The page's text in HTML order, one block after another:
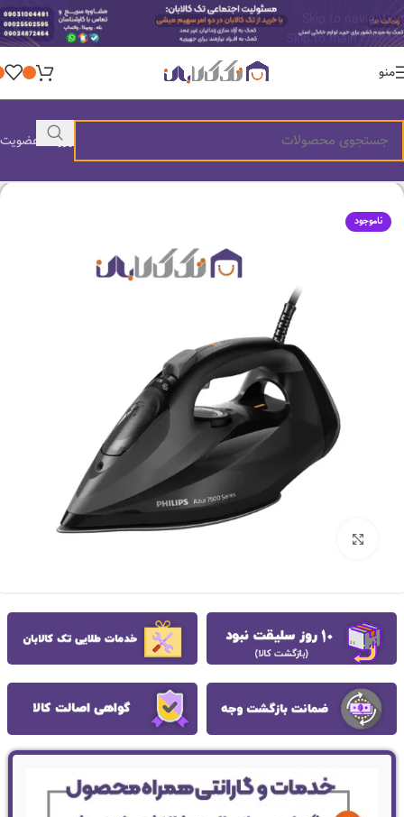
Skip to navigation
Skip to main content
منو
ورود / عضویت
ناموجود